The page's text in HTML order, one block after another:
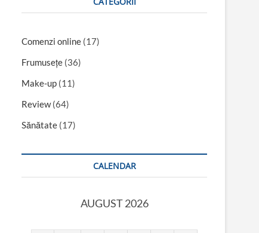
Comenzi online (17)
Frumusețe (36)
Make-up (11)
Review(64)
Sănătate (17)
CALENDAR
AUGUST 2026